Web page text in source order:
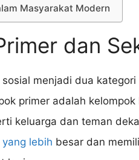
Masyarakat Modern
dan
menjadi dua
primer adalah
keluarga dan teman
yang lebih besar dan